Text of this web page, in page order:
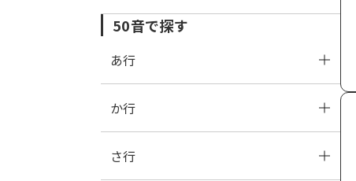
保育
住所地特例
被災者支援
50音で探す
あ行
あ
か行
か
さ行